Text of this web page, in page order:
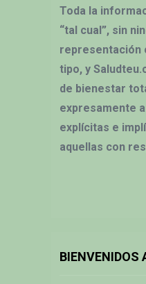
Toda la
“tal cual”, sin
representación
tipo, y
de bienestar
expresamente
explícitas e
aquellas con
BIENVENIDOS